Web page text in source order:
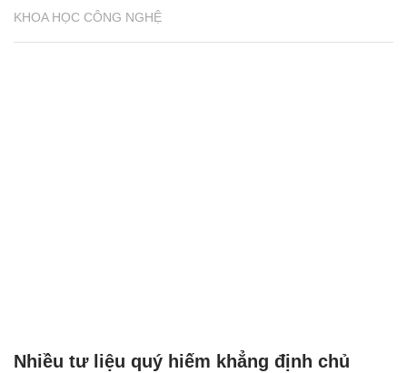
KHOA HỌC CÔNG NGHỆ
Nhiều tư liệu quý hiếm khẳng định chủ